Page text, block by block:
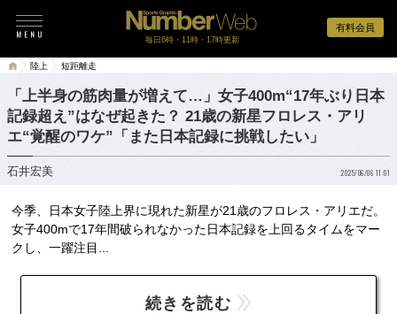
有料会員
毎日6時・11時・17時更新
陸上 短距離走
「上半身の筋肉量が増えて…」女子400m“17年ぶり日本
記録超え”はなぜ起きた？ 21歳の新星フロレス・アリ
エ“覚醒のワケ”「また日本記録に挑戦したい」
石井宏美 2025/06/06 11:01
今季、日本女子陸上界に現れた新星が21歳のフロレス・アリエだ。
女子400mで17年間破られなかった日本記録を上回るタイムをマー
クし、一躍注目...
続きを読む